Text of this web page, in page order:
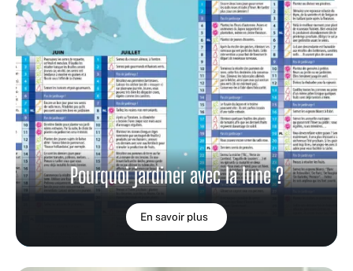
Pourquoi jardiner avec la lune ?
En savoir plus